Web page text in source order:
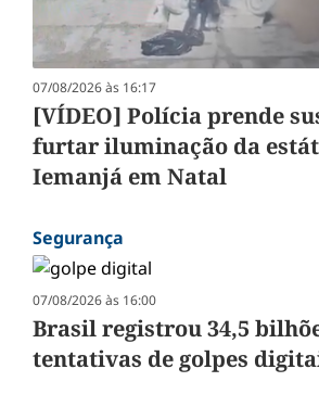
07/08/2026 às 16:17
[VÍDEO] Polícia prende
furtar iluminação da
Iemanjá em Natal
Segurança
07/08/2026 às 16:00
Brasil registrou 34,5
tentativas de golpes